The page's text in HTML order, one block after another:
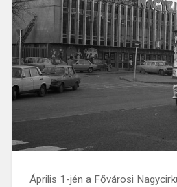
Április 1-jén a Fővárosi